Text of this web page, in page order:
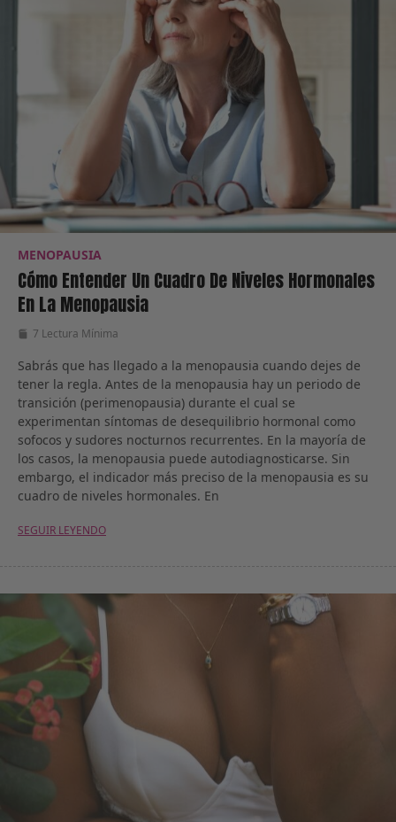
MENOPAUSIA
Cómo Entender Un Cuadro De Niveles Hormonales
En La Menopausia
7 Lectura Mínima
Sabrás que has llegado a la menopausia cuando dejes de
tener la regla. Antes de la menopausia hay un periodo de
transición (perimenopausia) durante el cual se
experimentan síntomas de desequilibrio hormonal como
sofocos y sudores nocturnos recurrentes. En la mayoría de
los casos, la menopausia puede autodiagnosticarse. Sin
embargo, el indicador más preciso de la menopausia es su
cuadro de niveles hormonales. En
SEGUIR LEYENDO